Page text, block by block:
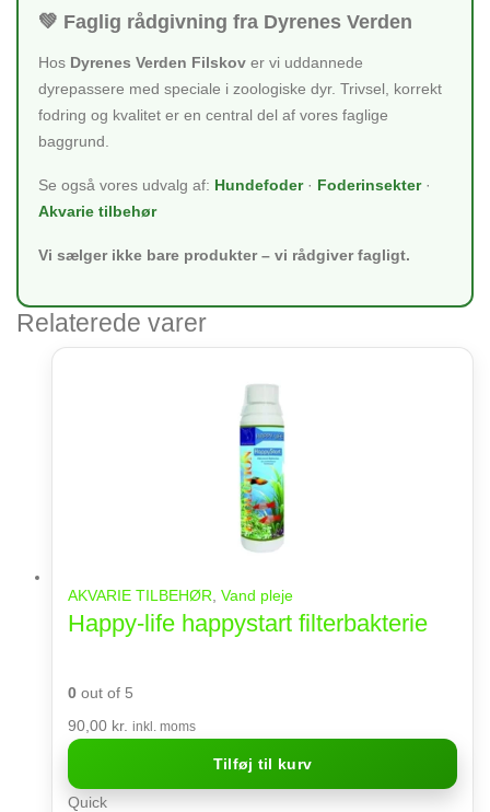
💚 Faglig rådgivning fra Dyrenes Verden
Hos Dyrenes Verden Filskov er vi uddannede
dyrepassere med speciale i zoologiske dyr. Trivsel, korrekt
fodring og kvalitet er en central del af vores faglige
baggrund.
Se også vores udvalg af: Hundefoder· Foderinsekter·
Akvarie tilbehør
Vi sælger ikke bare produkter – vi rådgiver fagligt.
Relaterede varer
AKVARIE TILBEHØR Vand pleje
Happy-life happystart filterbakterie
0 out of 5
90,00 kr. inkl. moms
Tilføj til kurv
Quick